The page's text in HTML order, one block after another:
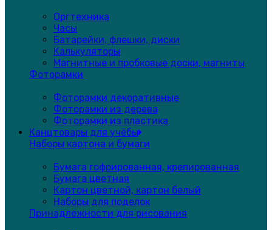
Оргтехника
Часы
Батарейки, флешки, диски
Калькуляторы
Магнитные и пробковые доски, магниты
Фоторамки
Фоторамки декоративные
Фоторамки из дерева
Фоторамки из пластика
Канцтовары для учёбы
Наборы картона и бумаги
Бумага гофрированная, крепированная
Бумага цветная
Картон цветной, картон белый
Наборы для поделок
Принадлежности для рисования